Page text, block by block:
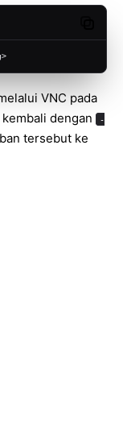
VNC pada
dengan
-
tersebut ke